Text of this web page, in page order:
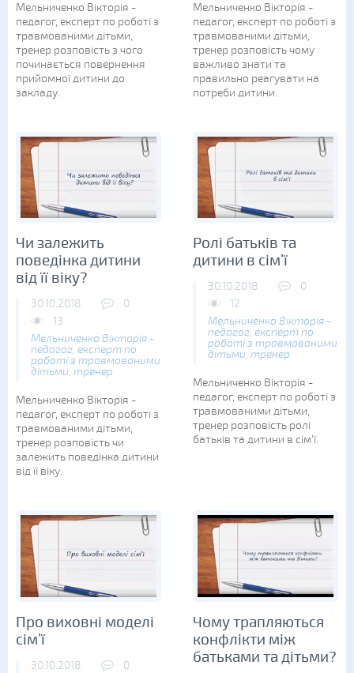
Мельниченко Вікторія -
педагог, експерт по роботі з
травмованими дітьми,
тренер розповість з чого
починається повернення
прийомної дитини до
закладу.
Мельниченко Вікторія -
педагог, експерт по роботі з
травмованими дітьми,
тренер розповість чому
важливо знати та
правильно реагувати на
потреби дитини.
Чи залежить
поведінка дитини
від її віку?
30.10.2018
0
13
Мельниченко Вікторія -
педагог, експерт по
роботі з травмованими
дітьми, тренер
Мельниченко Вікторія -
педагог, експерт по роботі з
травмованими дітьми,
тренер розповість чи
залежить поведінка дитини
від її віку.
Ролі батьків та
дитини в сім’ї
30.10.2018
0
12
Мельниченко Вікторія -
педагог, експерт по
роботі з травмованими
дітьми, тренер
Мельниченко Вікторія -
педагог, експерт по роботі з
травмованими дітьми,
тренер розповість ролі
батьків та дитини в сім’ї.
Про виховні моделі
сім’ї
30.10.2018
0
Чому трапляються
конфлікти між
батьками та дітьми?